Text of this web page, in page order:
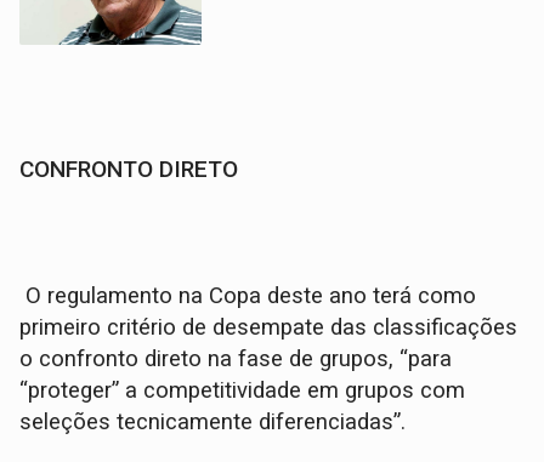
CONFRONTO DIRETO
O regulamento na Copa deste ano terá como
primeiro critério de desempate das classificações
o confronto direto na fase de grupos, “para
“proteger” a competitividade em grupos com
seleções tecnicamente diferenciadas”.